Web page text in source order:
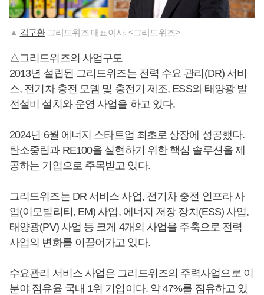
▲ 김구환그리드위즈 대표이사. <그리드위즈>
△그리드위즈의 사업구도
2013년 설립된 그리드위즈는 전력 수요 관리(DR) 서비
스, 전기차 충전 모뎀 및 충전기 제조, ESS와 태양광 발
전설비 설치와 운영 사업을 하고 있다.
2024년 6월 에너지 스타트업 최초로 상장에 성공했다.
탄소중립과 RE100을 실현하기 위한 핵심 솔루션을 제
공하는 기업으로 주목받고 있다.
그리드위즈는 DR 서비스 사업, 전기차 충전 인프라 사
업(이모빌리티, EM) 사업, 에너지 저장 장치(ESS) 사업,
태양광(PV) 사업 등 크게 4개의 사업을 주축으로 전력
사업의 변화를 이끌어가고 있다.
수요관리 서비스 사업은 그리드위즈의 주력사업으로 이
분야 점유율 국내 1위 기업이다. 약 47%를 점유하고 있